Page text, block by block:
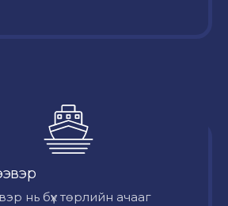
нь бүх төрлийн ачааг